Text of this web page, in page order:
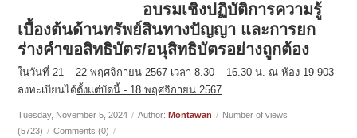
อบรมเชิงปฏิบัติการความรู้
เบื้องต้นด้านทรัพย์สินทางปัญญา และการยก
ร่างคำขอสิทธิบัตร/อนุสิทธิบัตรอย่างถูกต้อง
ในวันที่ 21 – 22 พฤศจิกายน 2567 เวลา 8.30 – 16.30 น. ณ ห้อง 19-903
ลงทะเบียนได้ตั้งแต่บัดนี้ - 18 พฤศจิกายน 2567
Tuesday, November 5, 2024 / Author:Montawan / Number of views
(5723) / Comments (0) /